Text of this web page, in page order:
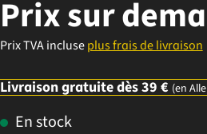
Prix sur
Prix TVA incluseplus frais de livraison
Livraison gratuite dès 39 € (en
En stock